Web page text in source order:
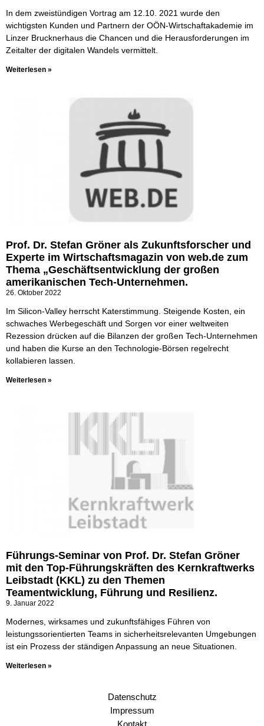
In dem zweistündigen Vortrag am 12.10. 2021 wurde den
wichtigsten Kunden und Partnern der OÖN-Wirtschaftakademie im
Linzer Brucknerhaus die Chancen und die Herausforderungen im
Zeitalter der digitalen Wandels vermittelt.
Weiterlesen »
Prof. Dr. Stefan Gröner als Zukunftsforscher und
Experte im Wirtschaftsmagazin von web.de zum
Thema „Geschäftsentwicklung der großen
amerikanischen Tech-Unternehmen.
26. Oktober 2022
Im Silicon-Valley herrscht Katerstimmung. Steigende Kosten, ein
schwaches Werbegeschäft und Sorgen vor einer weltweiten
Rezession drücken auf die Bilanzen der großen Tech-Unternehmen
und haben die Kurse an den Technologie-Börsen regelrecht
kollabieren lassen.
Weiterlesen »
Führungs-Seminar von Prof. Dr. Stefan Gröner
mit den Top-Führungskräften des Kernkraftwerks
Leibstadt (KKL) zu den Themen
Teamentwicklung, Führung und Resilienz.
9. Januar 2022
Modernes, wirksames und zukunftsfähiges Führen von
leistungssorientierten Teams in sicherheitsrelevanten Umgebungen
ist ein Prozess der ständigen Anpassung an neue Situationen.
Weiterlesen »
Datenschutz
Impressum